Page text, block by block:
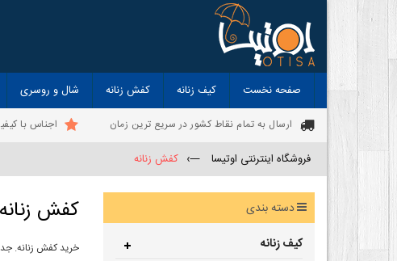
صفحه نخست کیف زنانه کفش زنانه شال و روسری
ارسال به تمام نقاط کشور در سریع ترین زمان اجناس با
فروشگاه اینترنتی اوتیسا —› کفش زنانه
کفش زنانه
خرید کفش زنانه.
دسته بندی
کیف زنانه